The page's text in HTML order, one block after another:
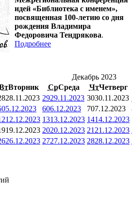
идей «Библиотека с именем»,
посвященная 100-летию со дня
рождения Владимира
Федоровича Тендрякова.
Подробнее
Декабрь 2023
Вторник СрСреда ЧтЧетверг
28.11.2023 2929.11.2023 3030.11.2023
05.12.2023 606.12.2023 707.12.2023
12.12.2023 1313.12.2023 1414.12.2023
19.12.2023 2020.12.2023 21 21.12.2023
26.12.2023 2727.12.2023 2828.12.2023